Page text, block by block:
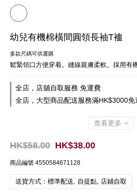
幼兒有機棉橫間圓領長袖T裇
多款尺碼可供選購
鬆緊領口方便穿着。縫線親膚柔軟。採用有機
全店，店舖自取服務 免運費
全店，大型商品配送服務滿HK$3000免
查看更多
HK$38.00
HK$58.00
商品編號 4550584671128
送貨方式：標準配送, 自提點, 店鋪自取